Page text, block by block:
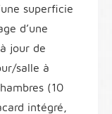
superficie
d’une
jour de
salle à
(10
intégré,